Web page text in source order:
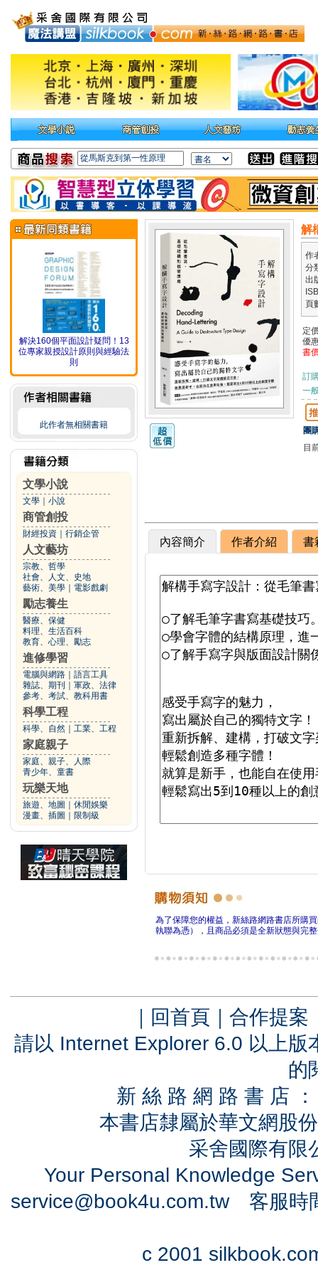
解決160個平面設計疑問！13
位專家親授設計原則與經驗法
則
此作者無相關書籍
文學小說
文學 小說
商管創投
財經投資 行銷企管
人文藝坊
宗教、哲學
社會、人文、史地
藝術、美學
電影戲劇
勵志養生
醫療、保健
料理、生活百科
教育、心理、勵志
進修學習
電腦與網路
語言工具
雜誌、期刊
軍政、法律
參考、考試、教科用書
科學工程
科學、自然 工業、工程
家庭親子
家庭、親子、人際
青少年、童書
玩樂天地
旅遊、地圖
休閒娛樂
漫畫、插圖
限制級
解
作
分
出
頁
定
優
書
訂
一
團
目
內容簡介 作者介紹 書
為了保障您的權益，新絲路網路書店所購
執聯為憑），且商品必須是全新狀態與完
｜ 回首頁 ｜ 合作提案
請以 Internet Explorer 6.0 以上
的
新 絲 路 網 路 書 店
本書店隸屬於華文網股
采舍國際有
Your Personal Knowledge
service@book4u.com.tw客服時
c 2001